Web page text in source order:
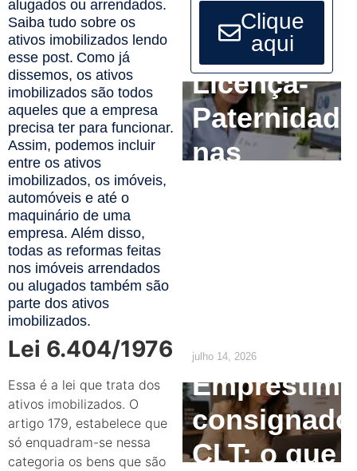
alugados ou arrendados.
Saiba tudo sobre os
ativos imobilizados lendo
esse post. Como já
dissemos, os ativos
imobilizados são todos
aqueles que a empresa
precisa ter para funcionar.
Assim, podemos incluir
entre os ativos
imobilizados, os imóveis,
automóveis e até o
maquinário de uma
empresa. Além disso,
todas as reformas feitas
nos imóveis arrendados
ou alugados também são
parte dos ativos
imobilizados.
Lei 6.404/1976
Essa é a lei que trata dos
ativos imobilizados. O
artigo 179, estabelece que
só enquadram-se nessa
categoria os bens que são
Clique
aqui
Licença-
Paternidade
nas
julho 14, 2026
Empréstimo
consignado
CLT: o que